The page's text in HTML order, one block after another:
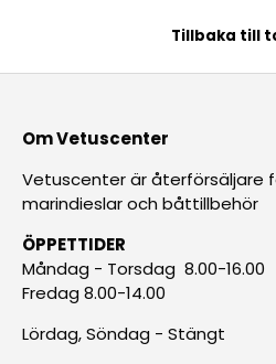
Tillbaka till
Om Vetuscenter
Vetuscenter är återförsäljare
marindieslar och båttillbehör
ÖPPETTIDER
Måndag - Torsdag 8.00-16.00
Fredag 8.00-14.00
Lördag, Söndag - Stängt